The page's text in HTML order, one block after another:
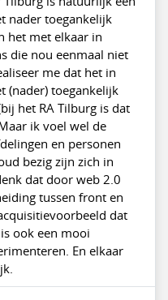
nader toegankelijk
het met elkaar in
die nou eenmaal niet
me dat het in
(nader) toegankelijk
het RA Tilburg is dat
ik voel wel de
en personen
bezig zijn zich in
dat door web 2.0
tussen front en
dat
ook een mooi
En elkaar